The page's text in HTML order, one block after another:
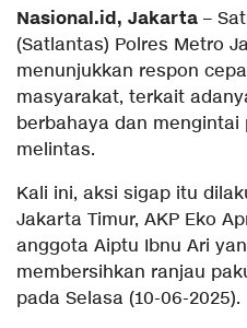
Nasional.id, Jakarta –
(Satlantas) Polres Metro
menunjukkan respon
masyarakat, terkait
berbahaya dan
melintas.
Kali ini, aksi sigap itu
Jakarta Timur, AKP Eko
anggota Aiptu Ibnu Ari
membersihkan ranjau
pada Selasa (10-06-2025).